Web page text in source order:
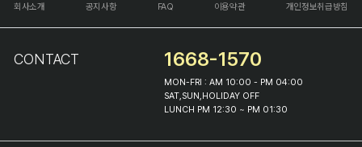
회사소개 공지사항 FAQ 이용약관 개인정보취급방침
CONTACT 1668-1570
MON-FRI : AM 10:00 - PM 04:00
SAT,SUN,HOLIDAY OFF
LUNCH PM 12:30 ~ PM 01:30